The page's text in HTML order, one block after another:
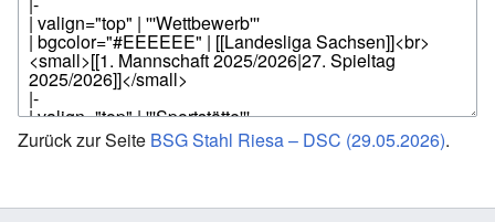
Zurück zur Seite BSG Stahl Riesa – DSC (29.05.2026).